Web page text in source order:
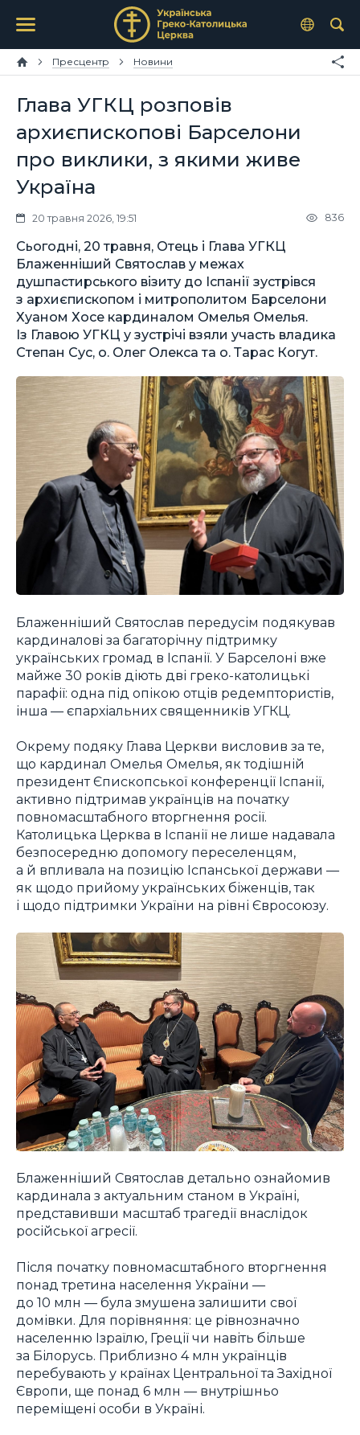
Пресцентр Новини
Глава УГКЦ розповів
архиєпископові Барселони
про виклики, з якими живе
Україна
20 травня 2026, 19:51 836
Сьогодні, 20 травня, Отець і Глава УГКЦ
Блаженніший Святослав у межах
душпастирського візиту до Іспанії зустрівся
з архиєпископом і митрополитом Барселони
Хуаном Хосе кардиналом Омелья Омелья.
Із Главою УГКЦ у зустрічі взяли участь владика
Степан Сус, о. Олег Олекса та о. Тарас Когут.
Блаженніший Святослав передусім подякував
кардиналові за багаторічну підтримку
українських громад в Іспанії. У Барселоні вже
майже 30 років діють дві греко-католицькі
парафії: одна під опікою отців редемптористів,
інша — єпархіальних священників УГКЦ.
Окрему подяку Глава Церкви висловив за те,
що кардинал Омелья Омелья, як тодішній
президент Єпископської конференції Іспанії,
активно підтримав українців на початку
повномасштабного вторгнення росії.
Католицька Церква в Іспанії не лише надавала
безпосередню допомогу переселенцям,
а й впливала на позицію Іспанської держави —
як щодо прийому українських біженців, так
і щодо підтримки України на рівні Євросоюзу.
Блаженніший Святослав детально ознайомив
кардинала з актуальним станом в Україні,
представивши масштаб трагедії внаслідок
російської агресії.
Після початку повномасштабного вторгнення
понад третина населення України —
до 10 млн — була змушена залишити свої
домівки. Для порівняння: це рівнозначно
населенню Ізраїлю, Греції чи навіть більше
за Білорусь. Приблизно 4 млн українців
перебувають у країнах Центральної та Західної
Європи, ще понад 6 млн — внутрішньо
переміщені особи в Україні.